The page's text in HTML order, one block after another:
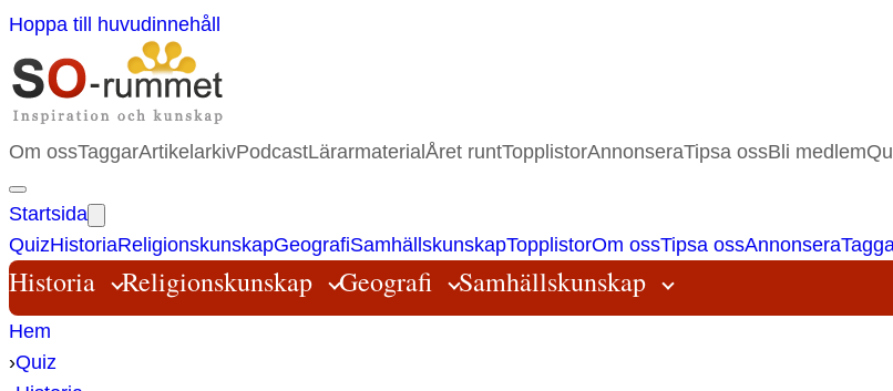
Hoppa till huvudinnehåll
Om ossTaggarArtikelarkivPodcastLärarmaterial Året runtTopplistorAnnonseraTipsa ossBli medlem
Startsida
QuizHistoriaReligionskunskapGeografiSamhällskunskapTopplistorOm ossTipsa ossAnnonsera
Historia Religionskunskap Geografi Samhällskunskap
Hem
›Quiz